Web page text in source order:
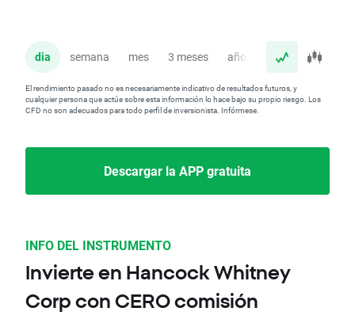
dia semana mes 3 meses año
El rendimiento pasado no es necesariamente indicativo de resultados futuros, y
cualquier persona que actúe sobre esta información lo hace bajo su propio riesgo. Los
CFD no son adecuados para todo perfil de inversionista. Infórmese.
Descargar la APP gratuita
INFO DEL INSTRUMENTO
Invierte en Hancock Whitney
Corp con CERO comisión